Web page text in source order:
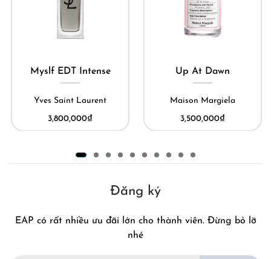
Myslf EDT Intense
Yves Saint Laurent
3,800,000₫
Up At Dawn
Maison Margiela
3,500,000₫
Đăng ký
EAP có rất nhiều ưu đãi lớn cho thành viên. Đừng bỏ lỡ
nhé